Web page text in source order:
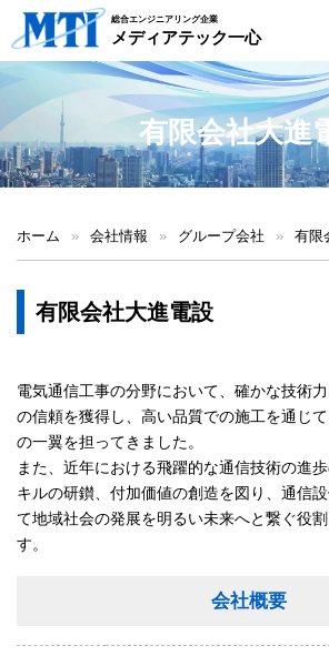
総合エンジニアリング企業
メディアテック一心
有限会社大進
ホーム » 会社情報 » グループ会社 » 有限
有限会社大進電設
電気通信工事の分野において、確かな技術
の信頼を獲得し、高い品質での施工を通じ
の一翼を担ってきました。
また、近年における飛躍的な通信技術の進
キルの研鑚、付加価値の創造を図り、通信
て地域社会の発展を明るい未来へと繋ぐ役
す。
会社概要